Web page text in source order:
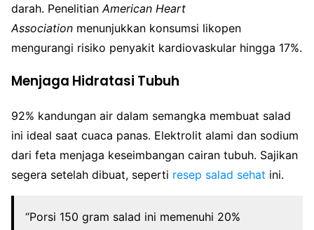
darah. Penelitian American Heart
Association menunjukkan konsumsi likopen
mengurangi risiko penyakit kardiovaskular hingga 17%.
Menjaga Hidratasi Tubuh
92% kandungan air dalam semangka membuat salad
ini ideal saat cuaca panas. Elektrolit alami dan sodium
dari feta menjaga keseimbangan cairan tubuh. Sajikan
segera setelah dibuat, seperti resep salad sehat ini.
“Porsi 150 gram salad ini memenuhi 20%